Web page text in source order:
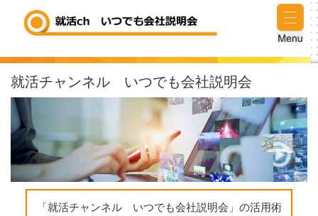
就活チャンネル いつでも会社説明会
「就活チャンネル いつでも会社説明会」の活用術